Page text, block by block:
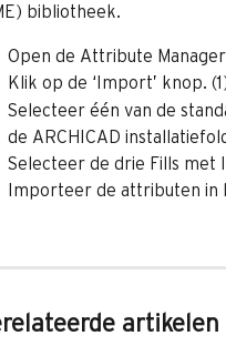
bibliotheek.
Open de Attribute
Klik op de ‘Import’ knop.
Selecteer één van de
de ARCHICAD
Selecteer de drie Fills met
Importeer de attributen in
artikelen